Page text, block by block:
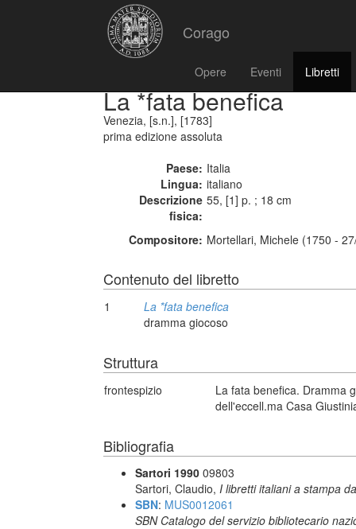
Corago
Opere Eventi Libretti
La *fata benefica
Venezia, [s.n.], [1783]
prima edizione assoluta
Paese: Italia
Lingua: italiano
Descrizione
fisica:
55, [1] p. ; 18 cm
Compositore: Mortellari, Michele (1750 -
Contenuto del libretto
1
La *fata benefica
dramma giocoso
Struttura
frontespizio
La fata benefica. Dramma
dell'eccell.ma Casa
Bibliografia
Sartori 1990 09803
Sartori, Claudio, I libretti italiani a stampa
SBN: MUS0012061
SBN Catalogo del servizio bibliotecario